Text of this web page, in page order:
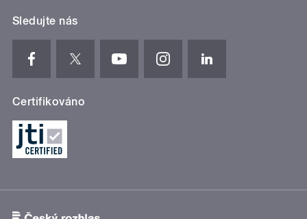
Sledujte nás
Certifikováno